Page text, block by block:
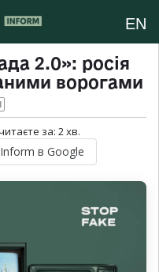
EN
2.0»: росія
ворогами
за: 2хв.
в Google